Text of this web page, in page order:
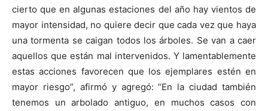
cierto que en algunas estaciones del año hay vientos de
mayor intensidad, no quiere decir que cada vez que haya
una tormenta se caigan todos los árboles. Se van a caer
aquellos que están mal intervenidos. Y lamentablemente
estas acciones favorecen que los ejemplares estén en
mayor riesgo”, afirmó y agregó: “En la ciudad también
tenemos un arbolado antiguo, en muchos casos con